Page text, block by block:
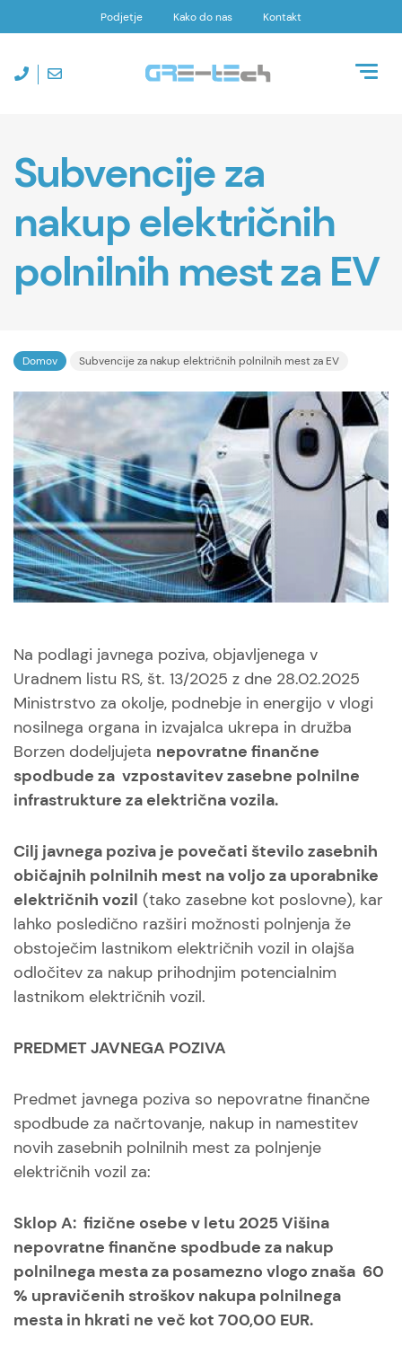
Podjetje Kako do nas Kontakt
Subvencije za
nakup električnih
polnilnih mest za EV
Domov Subvencije za nakup električnih polnilnih mest za EV
Na podlagi javnega poziva, objavljenega v
Uradnem listu RS, št. 13/2025 z dne 28.02.2025
Ministrstvo za okolje, podnebje in energijo v vlogi
nosilnega organa in izvajalca ukrepa in družba
Borzen dodeljujeta nepovratne finančne
spodbude za vzpostavitev zasebne polnilne
infrastrukture za električna vozila.
Cilj javnega poziva je povečati število zasebnih
običajnih polnilnih mest na voljo za uporabnike
električnih vozil (tako zasebne kot poslovne), kar
lahko posledično razširi možnosti polnjenja že
obstoječim lastnikom električnih vozil in olajša
odločitev za nakup prihodnjim potencialnim
lastnikom električnih vozil.
PREDMET JAVNEGA POZIVA
Predmet javnega poziva so nepovratne finančne
spodbude za načrtovanje, nakup in namestitev
novih zasebnih polnilnih mest za polnjenje
električnih vozil za:
Sklop A: fizične osebe v letu 2025 Višina
nepovratne finančne spodbude za nakup
polnilnega mesta za posamezno vlogo znaša 60
% upravičenih stroškov nakupa polnilnega
mesta in hkrati ne več kot 700,00 EUR.